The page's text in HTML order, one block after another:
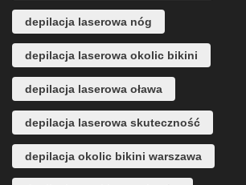
depilacja laserowa nóg
depilacja laserowa okolic bikini
depilacja laserowa oława
depilacja laserowa skuteczność
depilacja okolic bikini warszawa